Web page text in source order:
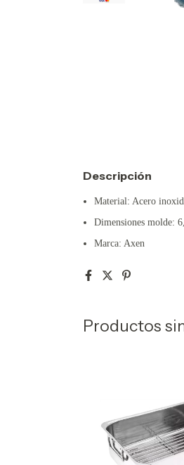
Descripción
Material: Acero
Dimensiones molde:
Marca: Axen
Productos